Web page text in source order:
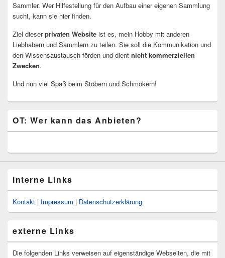
Sammler. Wer Hilfestellung für den Aufbau einer eigenen Sammlung
sucht, kann sie hier finden.
Ziel dieserprivaten Website ist es, mein Hobby mit anderen
Liebhabern und Sammlern zu teilen. Sie soll die Kommunikation und
den Wissensaustausch förden und dient nicht kommerziellen
Zwecken.
Und nun viel Spaß beim Stöbern und Schmökern!
OT: Wer kann das Anbieten?
interne Links
Kontakt | Impressum | Datenschutzerklärung
externe Links
Die folgenden Links verweisen auf eigenständige Webseiten, die mit